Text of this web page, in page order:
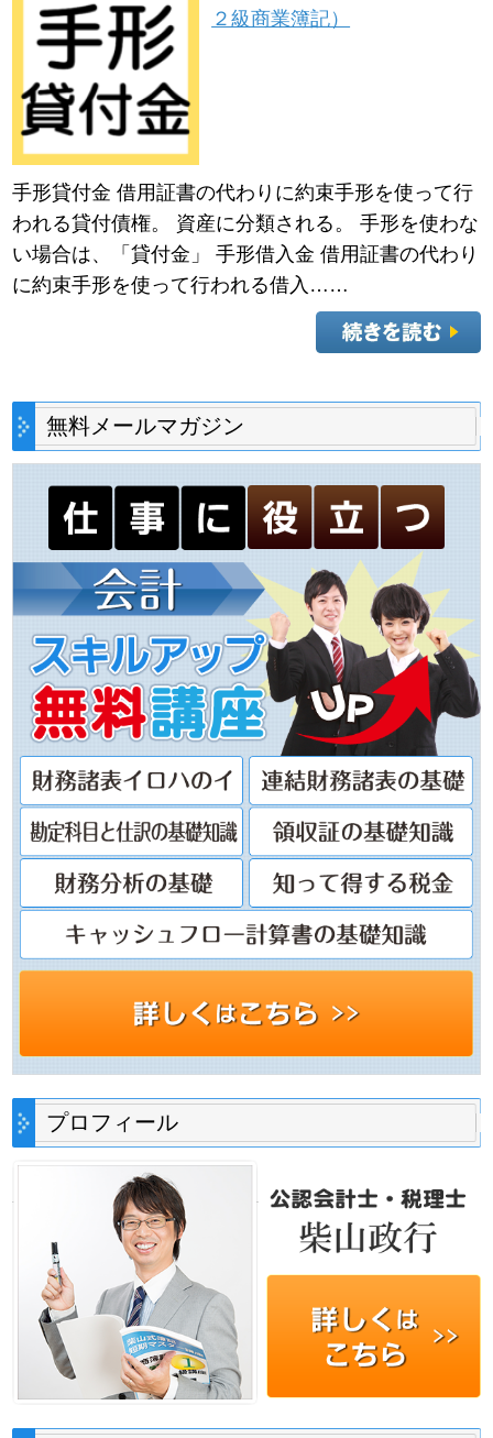
２級商業簿記）
手形貸付金 借用証書の代わりに約束手形を使って行
われる貸付債権。 資産に分類される。 手形を使わな
い場合は、「貸付金」 手形借入金 借用証書の代わり
に約束手形を使って行われる借入……
無料メールマガジン
プロフィール